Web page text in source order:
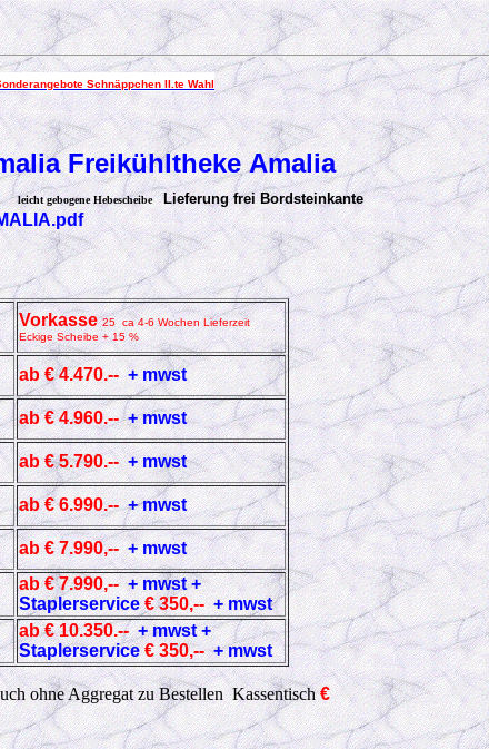
Schnäppchen II.te Wahl
Freikühltheke Amalia
leicht gebogene Hebescheibe
Lieferung frei Bordsteinkante
Vorkasse25 ca 4-6 Wochen Lieferzeit
Eckige Scheibe + 15 %
ab € 4.470.--+ mwst
ab € 4.960.--+ mwst
ab € 5.790.--+ mwst
ab € 6.990.--+ mwst
ab € 7.990,--+ mwst
ab € 7.990,--+ mwst +
Staplerservice€ 350,--+ mwst
ab € 10.350.--+ mwst +
Staplerservice€ 350,--+ mwst
ohne Aggregat zu Bestellen Kassentisch€